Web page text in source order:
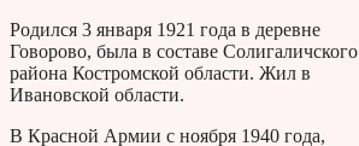
Родился 3 января 1921 года в деревне
Говорово, была в составе Солигаличского
района Костромской области. Жил в
Ивановской области.
В Красной Армии с ноября 1940 года,